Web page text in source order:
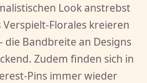
Look anstrebst
Florales kreieren
Bandbreite an Designs
Zudem finden sich in
Pins immer wieder